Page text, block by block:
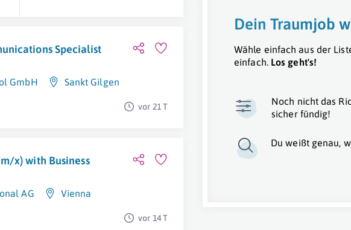
Specialist
GmbH Sankt Gilgen
vor 21 T
x) with Business
AG Vienna
vor 14 T
Dein Traumjob
Wähle einfach aus der
einfach. Los geht's!
Noch nicht das
sicher fündig!
Du weißt genau,